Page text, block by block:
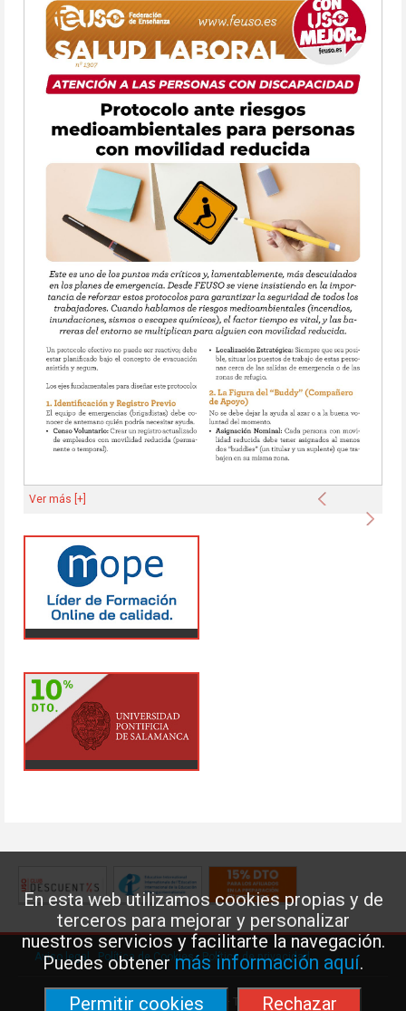
En esta web utilizamos cookies propias y de
terceros para mejorar y personalizar
nuestros servicios y facilitarte la navegación.
Puedes obtenermás información aquí.
Permitir cookies
Rechazar
Anterior
Ver más [+]
Aviso legal·Política de Cookies·Política de privacidad
Federación de Enseñanza de USO · Teléfono: 91 577 41 13 ·